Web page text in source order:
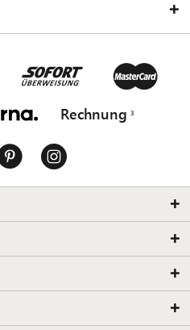
Rechnung